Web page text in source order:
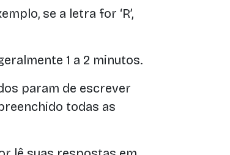
se a letra for ‘R’,
1 a 2 minutos.
param de escrever
todas as